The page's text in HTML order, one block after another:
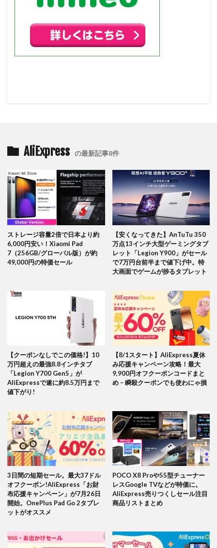
AliExpress の最新記事8件
ストレージ容量2倍で日本より約
6,000円安い！Xiaomi Pad
7（256GB/グローバル版）が約
49,000円の特価セール
【安くなってきた】AnTuTu 350
万点13インチ大型ゲーミングタブ
レット「Legion Y900」がセール
で7万円台前半まで値下げ中。特
大画面でゲームが捗るタブレット
【クーポンなしでこの価格!】10
万円超えの最強8.8インチタブ
「Legion Y700 Gen5」が
AliExpressで遂に約8.5万円まで
値下がり!
【8/1スタート】AliExpress夏休
み応援キャンペーン攻略！最大
9,900円オフクーポンコードまと
め – 瞬殺クーポンでも使わにゃ損
3日間の短期セール。最大37ドル
オフクーポン!AliExpress「お財
布応援キャンペーン」が7月26日
開始。OnePlus Pad Go 2タブレ
ットがオススメ
POCO X8 Proや55型チューナー
レスGoogle TVなどが特価に。
AliExpress売りつくしセール注目
商品リストまとめ